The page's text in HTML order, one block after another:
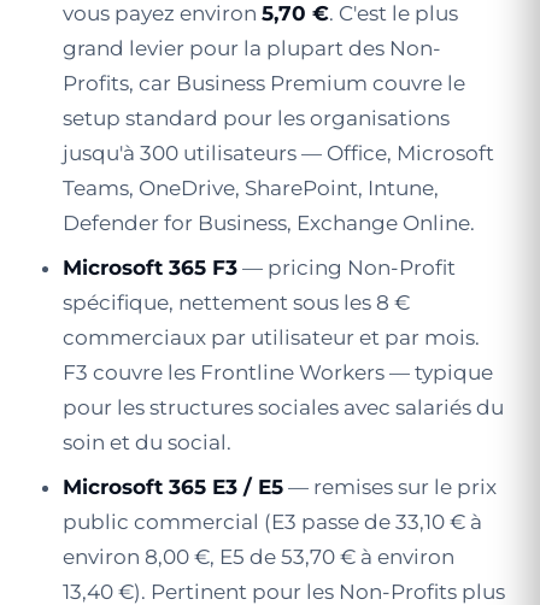
vous payez environ 5,70 €. C'est le plus
grand levier pour la plupart des Non-
Profits, car Business Premium couvre le
setup standard pour les organisations
jusqu'à 300 utilisateurs — Office, Microsoft
Teams, OneDrive, SharePoint, Intune,
Defender for Business, Exchange Online.
Microsoft 365 F3 — pricing Non-Profit
spécifique, nettement sous les 8 €
commerciaux par utilisateur et par mois.
F3 couvre les Frontline Workers — typique
pour les structures sociales avec salariés du
soin et du social.
Microsoft 365 E3 / E5 — remises sur le prix
public commercial (E3 passe de 33,10 € à
environ 8,00 €, E5 de 53,70 € à environ
13,40 €). Pertinent pour les Non-Profits plus